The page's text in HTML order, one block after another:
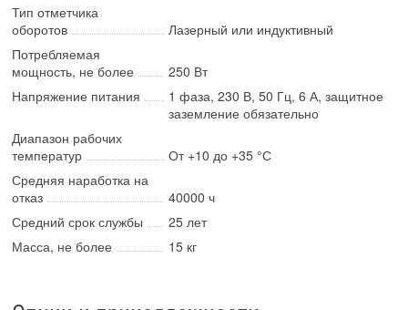
Тип отметчика
оборотов
Лазерный или индуктивный
Потребляемая
мощность, не более
250 Вт
Напряжение питания
1 фаза, 230 В, 50 Гц, 6 А, защитное
заземление обязательно
Диапазон рабочих
температур
От +10 до +35 °С
Средняя наработка на
отказ
40000 ч
Средний срок службы
25 лет
Масса, не более
15 кг